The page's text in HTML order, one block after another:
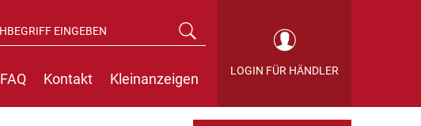
LOGIN FÜR HÄNDLER
FAQ Kontakt Kleinanzeigen